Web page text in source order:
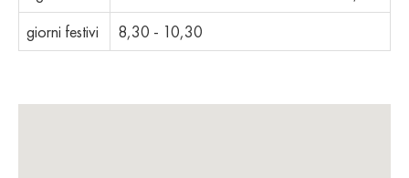
giorni festivi
8,30 - 10,30